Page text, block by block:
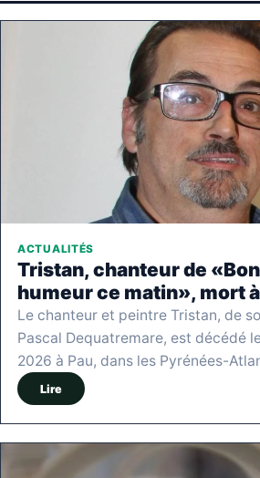
ACTUALITÉS
Tristan, chanteur de
humeur ce matin», mort
Le chanteur et peintre Tristan, de
Pascal Dequatremare, est décédé
2026 à Pau, dans les Pyrénées-
Lire